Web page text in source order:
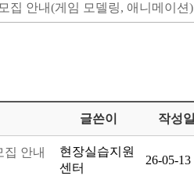
집 안내(게임 모델링, 애니메이션)
글쓴이 작성일
안내
현장실습지원
센터
26-05-13